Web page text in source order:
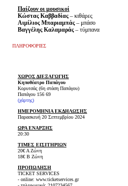
Παίζουν οι μουσικοί
Κώστας Καββαδίας– κιθάρες
Αιμίλιος Μπαριαμπάς– μπάσο
Βαγγέλης Καλαμαράς– τύμπανα
ΠΛΗΡΟΦΟΡΙΕΣ
ΧΩΡΟΣ ΔΙΕΞΑΓΩΓΗΣ
Κηποθέατρο Παπάγου
Κορυτσάς (6η στάση Παπάγου)
Παπάγου 156 69
(χάρτης)
ΗΜΕΡΟΜΗΝΙΑ ΕΚΔΗΛΩΣΗΣ
Παρασκευή 20 Σεπτεμβρίου 2024
ΩΡΑ ΕΝΑΡΞΗΣ
20:30
ΤΙΜΕΣ ΕΙΣΙΤΗΡΙΩΝ
20€ Α Ζώνη
18€ Β Ζώνη
ΠΡΟΠΩΛΗΣΗ
TICKET SERVICES
- online: www.ticketservices.gr